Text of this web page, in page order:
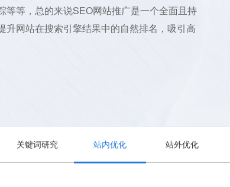
等等，总的来说SEO网站推广是一个全面且持
升网站在搜索引擎结果中的自然排名，吸引高
关键词研究 站内优化 站外优化